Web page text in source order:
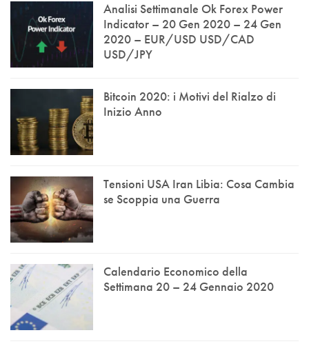
Analisi Settimanale Ok Forex Power
Indicator – 20 Gen 2020 – 24 Gen
2020 – EUR/USD USD/CAD
USD/JPY
Bitcoin 2020: i Motivi del Rialzo di
Inizio Anno
Tensioni USA Iran Libia: Cosa Cambia
se Scoppia una Guerra
Calendario Economico della
Settimana 20 – 24 Gennaio 2020